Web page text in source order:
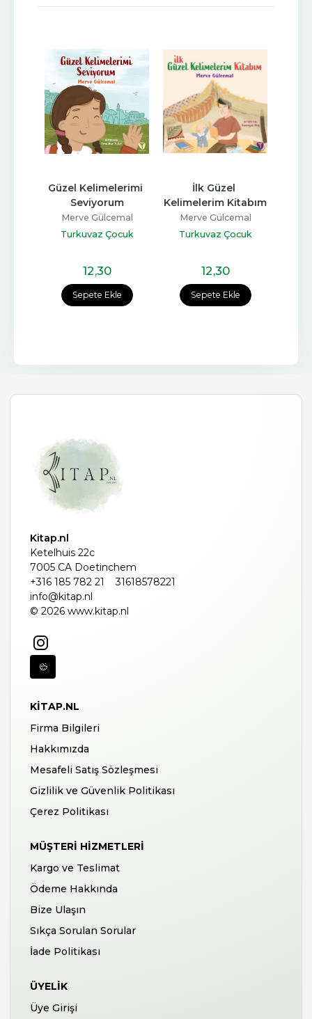
Sepete Ekle
Güzel Kelimelerimi
Seviyorum
Merve Gülcemal
Turkuvaz Çocuk
12,30
Sepete Ekle
İlk Güzel
Kelimelerim Kitabım
Merve Gülcemal
Turkuvaz Çocuk
12,30
Kitap.nl
Ketelhuis 22c
7005 CA Doetinchem
+316 185 782 21
31618578221
info@kitap.nl
© 2026 www.kitap.nl
KITAP.NL
Firma Bilgileri
Hakkımızda
Mesafeli Satış Sözleşmesi
Gizlilik ve Güvenlik Politikası
Çerez Politikası
MÜŞTERI HIZMETLERI
Kargo ve Teslimat
Ödeme Hakkında
Bize Ulaşın
Sıkça Sorulan Sorular
İade Politikası
ÜYELIK
Üye Girişi